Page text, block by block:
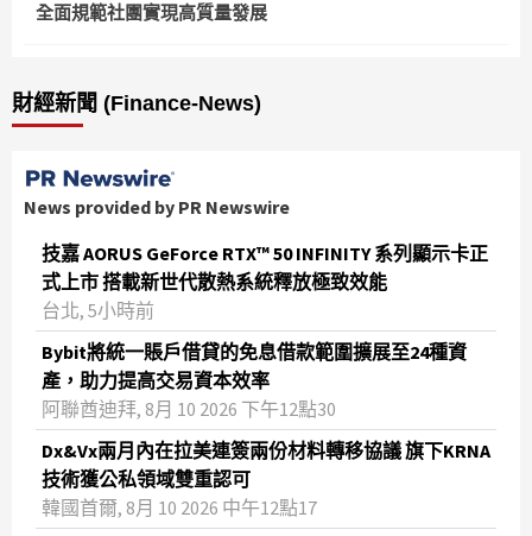
全面規範社團實現高質量發展
財經新聞 (Finance-News)
News provided by PR Newswire
技嘉 AORUS GeForce RTX™ 50 INFINITY 系列顯示卡正
式上市 搭載新世代散熱系統釋放極致效能
台北, 5小時前
Bybit將統一賬戶借貸的免息借款範圍擴展至24種資
產，助力提高交易資本效率
阿聯酋迪拜, 8月 10 2026 下午12點30
Dx&Vx兩月內在拉美連簽兩份材料轉移協議 旗下KRNA
技術獲公私領域雙重認可
韓國首爾, 8月 10 2026 中午12點17